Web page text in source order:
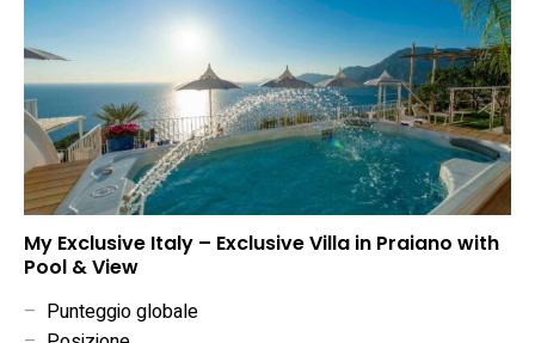
My Exclusive Italy – Exclusive Villa in Praiano with
Pool & View
– Punteggio globale